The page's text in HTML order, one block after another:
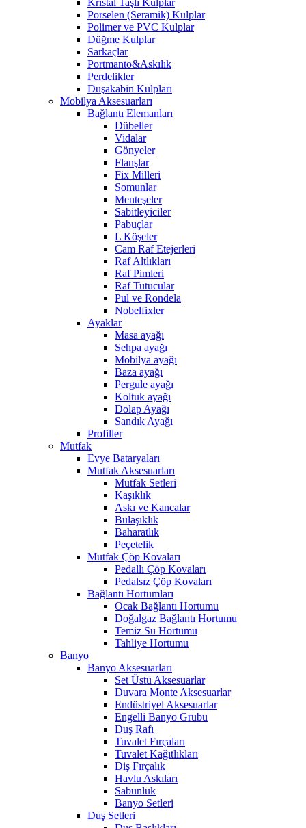
Kristal Taşlı Kulplar
Porselen (Seramik) Kulplar
Polimer ve PVC Kulplar
Düğme Kulplar
Sarkaçlar
Portmanto&Askılık
Perdelikler
Duşakabin Kulpları
Mobilya Aksesuarları
Bağlantı Elemanları
Dübeller
Vidalar
Gönyeler
Flanşlar
Fix Milleri
Somunlar
Menteşeler
Sabitleyiciler
Pabuçlar
L Köşeler
Cam Raf Etejerleri
Raf Altlıkları
Raf Pimleri
Raf Tutucular
Pul ve Rondela
Nobelfixler
Ayaklar
Masa ayağı
Sehpa ayağı
Mobilya ayağı
Baza ayağı
Pergule ayağı
Koltuk ayağı
Dolap Ayağı
Sandık Ayağı
Profiller
Mutfak
Evye Bataryaları
Mutfak Aksesuarları
Mutfak Setleri
Kaşıklık
Askı ve Kancalar
Bulaşıklık
Baharatlık
Peçetelik
Mutfak Çöp Kovaları
Pedallı Çöp Kovaları
Pedalsız Çöp Kovaları
Bağlantı Hortumları
Ocak Bağlantı Hortumu
Doğalgaz Bağlantı Hortumu
Temiz Su Hortumu
Tahliye Hortumu
Banyo
Banyo Aksesuarları
Set Üstü Aksesuarlar
Duvara Monte Aksesuarlar
Endüstriyel Aksesuarlar
Engelli Banyo Grubu
Duş Rafı
Tuvalet Fırçaları
Tuvalet Kağıtlıkları
Diş Fırçalık
Havlu Askıları
Sabunluk
Banyo Setleri
Duş Setleri